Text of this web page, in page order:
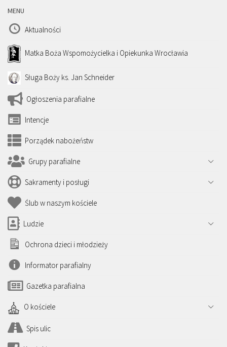
MENU
Aktualności
Matka Boża Wspomożycielka i Opiekunka Wrocławia
Sługa Boży ks. Jan Schneider
Ogłoszenia parafialne
Intencje
Porządek nabożeństw
Grupy parafialne
Sakramenty i posługi
Ślub w naszym kościele
Ludzie
Ochrona dzieci i młodzieży
Informator parafialny
Gazetka parafialna
O kościele
Spis ulic